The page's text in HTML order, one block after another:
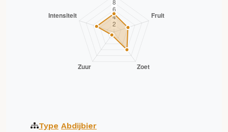
Type Abdijbier